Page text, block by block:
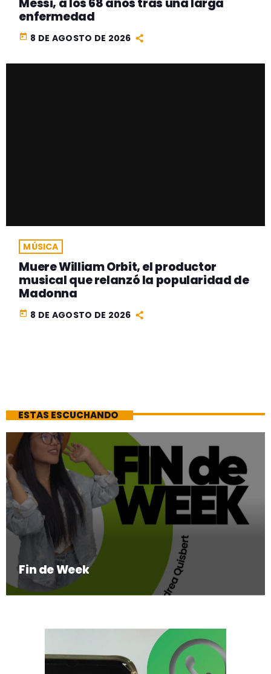
enfermedad
today 8 DE AGOSTO DE 2026
MÚSICA
Muere William Orbit, el productor
musical que relanzó la popularidad de
Madonna
today 8 DE AGOSTO DE 2026
ESTAS ESCUCHANDO
Fin de Week